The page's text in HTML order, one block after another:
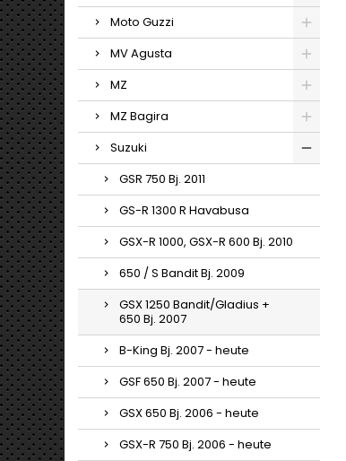
Moto Guzzi
MV Agusta
MZ
MZ Bagira
Suzuki
GSR 750 Bj. 2011
GS-R 1300 R Havabusa
GSX-R 1000, GSX-R 600 Bj. 2010
650 / S Bandit Bj. 2009
GSX 1250 Bandit/Gladius +
650 Bj. 2007
B-King Bj. 2007 - heute
GSF 650 Bj. 2007 - heute
GSX 650 Bj. 2006 - heute
GSX-R 750 Bj. 2006 - heute